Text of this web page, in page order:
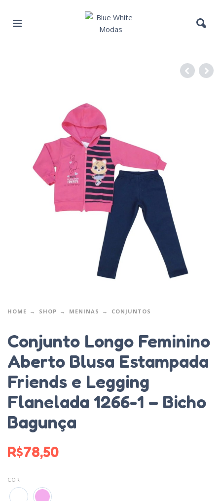
HOME SHOP MENINAS CONJUNTOS
Conjunto Longo Feminino
Aberto Blusa Estampada
Friends e Legging
Flanelada 1266-1 – Bicho
Bagunça
R$78,50
COR